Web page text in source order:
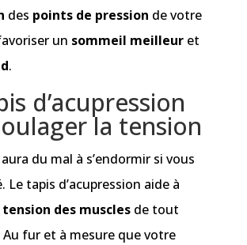
des points de pression de votre
un sommeil meilleuret
.
d’acupression
la tension
du mal à s’endormir si vous
Le tapis d’acupression aide à
tension des musclesde tout
fur et à mesure que votre